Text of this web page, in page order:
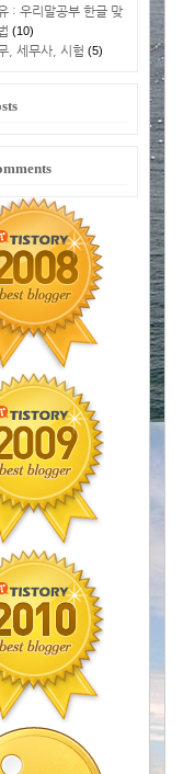
: 우리말공부 한글 맞
(10)
, 세무사, 시험 (5)